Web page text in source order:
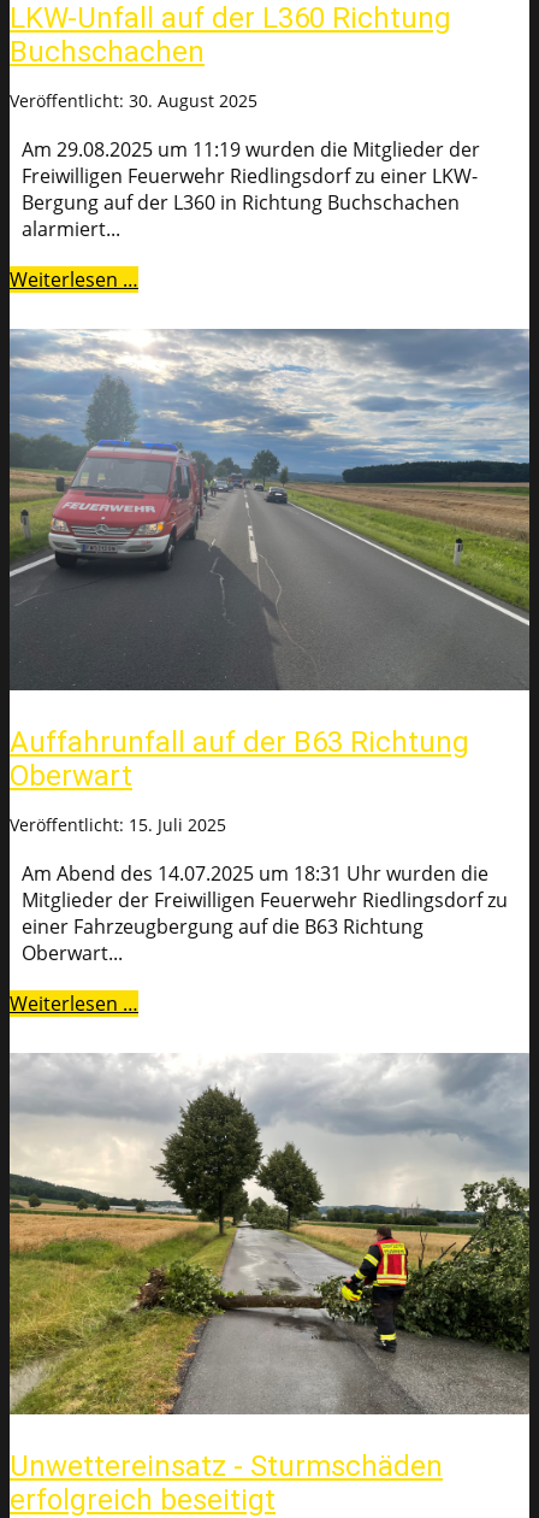
LKW-Unfall auf der L360 Richtung
Buchschachen
Veröffentlicht: 30. August 2025
Am 29.08.2025 um 11:19 wurden die Mitglieder der
Freiwilligen Feuerwehr Riedlingsdorf zu einer LKW-
Bergung auf der L360 in Richtung Buchschachen
alarmiert...
Weiterlesen …
Auffahrunfall auf der B63 Richtung
Oberwart
Veröffentlicht: 15. Juli 2025
Am Abend des 14.07.2025 um 18:31 Uhr wurden die
Mitglieder der Freiwilligen Feuerwehr Riedlingsdorf zu
einer Fahrzeugbergung auf die B63 Richtung
Oberwart...
Weiterlesen …
Unwettereinsatz - Sturmschäden
erfolgreich beseitigt